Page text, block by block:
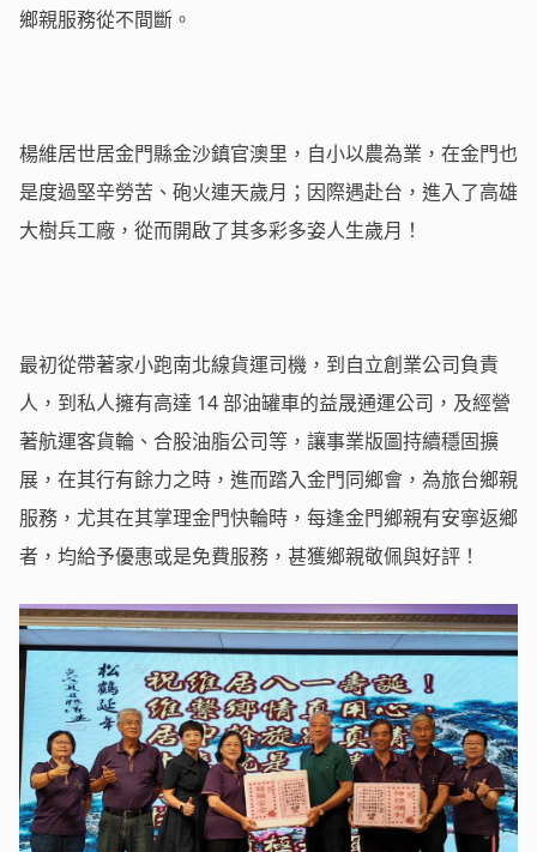
鄉親服務從不間斷。
楊維居世居金門縣金沙鎮官澳里，自小以農為業，在金門也
是度過堅辛勞苦、砲火連天歲月；因際遇赴台，進入了高雄
大樹兵工廠，從而開啟了其多彩多姿人生歲月！
最初從帶著家小跑南北線貨運司機，到自立創業公司負責
人，到私人擁有高達 14 部油罐車的益晟通運公司，及經營
著航運客貨輪、合股油脂公司等，讓事業版圖持續穩固擴
展，在其行有餘力之時，進而踏入金門同鄉會，為旅台鄉親
服務，尤其在其掌理金門快輪時，每逢金門鄉親有安寧返鄉
者，均給予優惠或是免費服務，甚獲鄉親敬佩與好評！